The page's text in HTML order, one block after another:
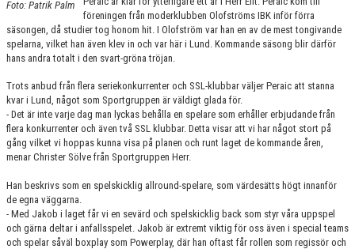
KONTAKT
MATCHER
SKÅNEMÄSTERSKAPEN 21/22
Foto: Patrik Palm
föreningen från moderklubben Olofströms IBK inför förra
säsongen, då studier tog honom hit. I Olofström var han en av de mest tongivande
spelarna, vilket han även klev in och var här i Lund. Kommande säsong blir därför
hans andra totalt i den svart-gröna tröjan.
Trots anbud från flera seriekonkurrenter och SSL-klubbar väljer Peraic att stanna
kvar i Lund, något som Sportgruppen är väldigt glada för.
- Det är inte varje dag man lyckas behålla en spelare som erhåller erbjudande från
flera konkurrenter och även två SSL klubbar. Detta visar att vi har något stort på
gång vilket vi hoppas kunna visa på planen och runt laget de kommande åren,
menar Christer Sölve från Sportgruppen Herr.
Han beskrivs som en spelskicklig allround-spelare, som värdesätts högt innanför
de egna väggarna.
- Med Jakob i laget får vi en sevärd och spelskicklig back som styr våra uppspel
och gärna deltar i anfallsspelet. Jakob är extremt viktig för oss även i special teams
och spelar såväl boxplay som Powerplay, där han oftast får rollen som regissör och